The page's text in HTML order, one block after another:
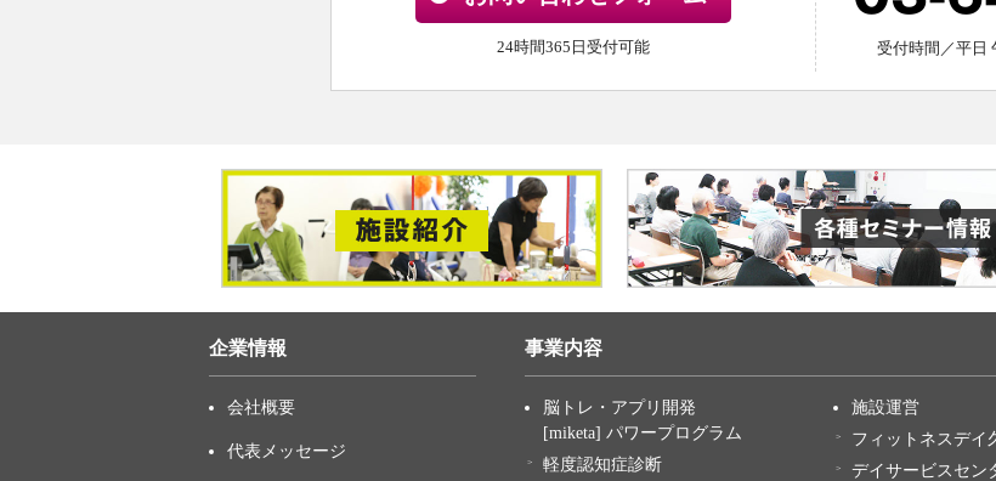
24時間365日受付可能 受付時間／平日
企業情報
会社概要
代表メッセージ
事業内容
脳トレ・アプリ開発
[miketa] パワープログラム
軽度認知症診断
施設運営
フィットネスデイ
デイサービスセン